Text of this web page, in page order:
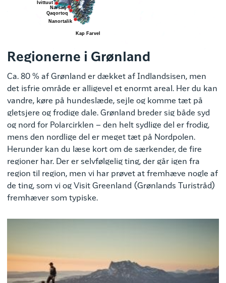
Regionerne i Grønland
Ca. 80 % af Grønland er dækket af Indlandsisen, men
det isfrie område er alligevel et enormt areal. Her du kan
vandre, køre på hundeslæde, sejle og komme tæt på
gletsjere og frodige dale. Grønland breder sig både syd
og nord for Polarcirklen – den helt sydlige del er frodig,
mens den nordlige del er meget tæt på Nordpolen.
Herunder kan du læse kort om de særkender, de fire
regioner har. Der er selvfølgelig ting, der går igen fra
region til region, men vi har prøvet at fremhæve nogle af
de ting, som vi og Visit Greenland (Grønlands Turistråd)
fremhæver som typiske.